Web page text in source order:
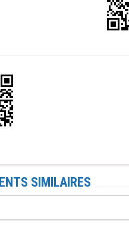
SIMILAIRES